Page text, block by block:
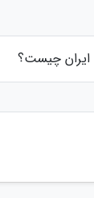
ایران چیست؟